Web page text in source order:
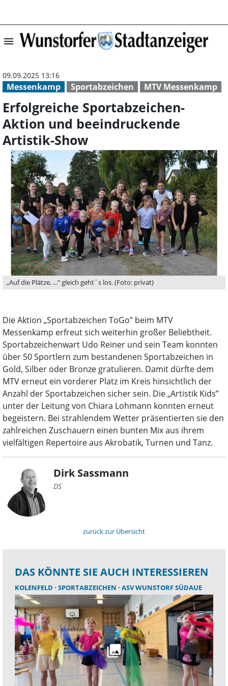
menu Erfolgreiche
Messenkamp Sportabzeichen MTV Messenkamp
09.09.2025 13:16
Erfolgreiche Sportabzeichen-
Aktion und beeindruckende
Artistik-Show
„Auf die Plätze, ...” gleich geht´s los. (Foto: privat)
Die Aktion „Sportabzeichen ToGo” beim MTV
Messenkamp erfreut sich weiterhin großer Beliebtheit.
Sportabzeichenwart Udo Reiner und sein Team konnten
über 50 Sportlern zum bestandenen Sportabzeichen in
Gold, Silber oder Bronze gratulieren. Damit dürfte dem
MTV erneut ein vorderer Platz im Kreis hinsichtlich der
Anzahl der Sportabzeichen sicher sein. Die „Artistik Kids”
unter der Leitung von Chiara Lohmann konnten erneut
begeistern. Bei strahlendem Wetter präsentierten sie den
zahlreichen Zuschauern einen bunten Mix aus ihrem
vielfältigen Repertoire aus Akrobatik, Turnen und Tanz.
Dirk Sassmann
DS
zurück zur Übersicht
DAS KÖNNTE SIE AUCH INTERESSIEREN
KOLENFELD SPORTABZEICHEN ASV WUNSTORF SÜDAUE